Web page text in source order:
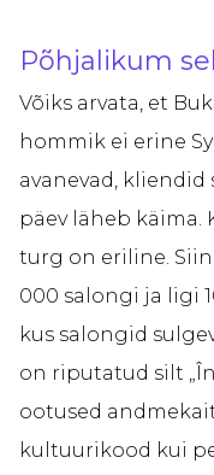
Põhjalikum
Võiks arvata, et
hommik ei erine
avanevad, kliendid
päev läheb käima.
turg on eriline.
000 salongi ja ligi
kus salongid
on riputatud silt
ootused
kultuurikood kui